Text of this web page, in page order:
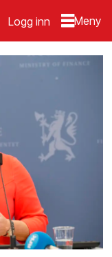
Logg inn